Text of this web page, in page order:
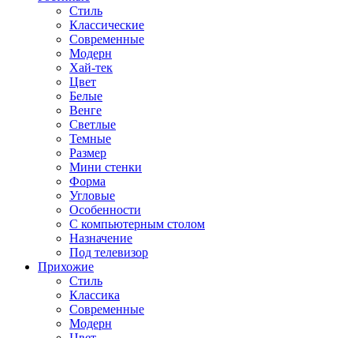
Стиль
Классические
Современные
Модерн
Хай-тек
Цвет
Белые
Венге
Светлые
Темные
Размер
Мини стенки
Форма
Угловые
Особенности
С компьютерным столом
Назначение
Под телевизор
Прихожие
Стиль
Классика
Современные
Модерн